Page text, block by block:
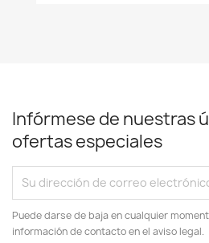
Infórmese de nuestras
ofertas especiales
Puede darse de baja en cualquier
información de contacto en el aviso legal.